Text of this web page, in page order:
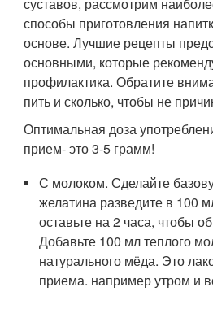
способы приготовления
основе. Лучшие рецепты
основными, которые
профилактика. Обратите
пить и сколько, чтобы не
Оптимальная доза
прием- это 3-5 грамм!
С молоком. Сделайте
желатина разведите в 100
оставьте на 2 часа, чтобы
Добавьте 100 мл теплого
натурального мёда. Это
приема. например утром и